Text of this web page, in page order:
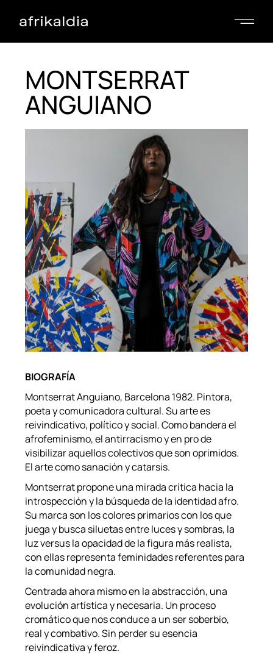
MONTSERRAT
ANGUIANO
BIOGRAFÍA
Montserrat Anguiano, Barcelona 1982. Pintora,
poeta y comunicadora cultural. Su arte es
reivindicativo, político y social. Como bandera el
afrofeminismo, el antirracismo y en pro de
visibilizar aquellos colectivos que son oprimidos.
El arte como sanación y catarsis.
Montserrat propone una mirada crítica hacia la
introspección y la búsqueda de la identidad afro.
Su marca son los colores primarios con los que
juega y busca siluetas entre luces y sombras, la
luz versus la opacidad de la figura más realista,
con ellas representa feminidades referentes para
la comunidad negra.
Centrada ahora mismo en la abstracción, una
evolución artística y necesaria. Un proceso
cromático que nos conduce a un ser soberbio,
real y combativo. Sin perder su esencia
reivindicativa y feroz.